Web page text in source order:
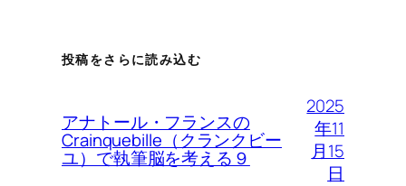
投稿をさらに読み込む
アナトール・フランスの
Crainquebille（クランクビー
ユ）で執筆脳を考える９
2025
年11
月15
日